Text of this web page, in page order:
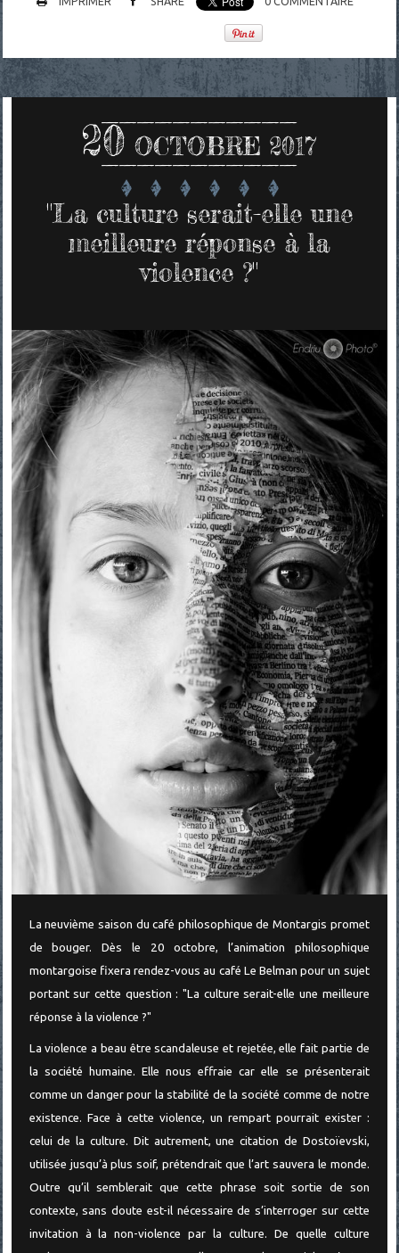
20 OCTOBRE 2017
"La culture serait-elle une
meilleure réponse à la
violence ?"
La neuvième saison du café philosophique de Montargis promet
de bouger. Dès le 20 octobre, l’animation philosophique
montargoise fixera rendez-vous au café Le Belman pour un sujet
portant sur cette question : "La culture serait-elle une meilleure
réponse à la violence ?"
La violence a beau être scandaleuse et rejetée, elle fait partie de
la société humaine. Elle nous effraie car elle se présenterait
comme un danger pour la stabilité de la société comme de notre
existence. Face à cette violence, un rempart pourrait exister :
celui de la culture. Dit autrement, une citation de Dostoïevski,
utilisée jusqu’à plus soif, prétendrait que l’art sauvera le monde.
Outre qu’il semblerait que cette phrase soit sortie de son
contexte, sans doute est-il nécessaire de s’interroger sur cette
invitation à la non-violence par la culture. De quelle culture